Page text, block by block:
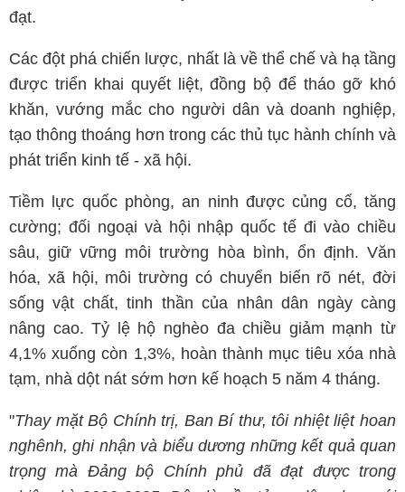
đạt.
Các đột phá chiến lược, nhất là về thể chế và hạ tầng
được triển khai quyết liệt, đồng bộ để tháo gỡ khó
khăn, vướng mắc cho người dân và doanh nghiệp,
tạo thông thoáng hơn trong các thủ tục hành chính và
phát triển kinh tế - xã hội.
Tiềm lực quốc phòng, an ninh được củng cố, tăng
cường; đối ngoại và hội nhập quốc tế đi vào chiều
sâu, giữ vững môi trường hòa bình, ổn định. Văn
hóa, xã hội, môi trường có chuyển biến rõ nét, đời
sống vật chất, tinh thần của nhân dân ngày càng
nâng cao. Tỷ lệ hộ nghèo đa chiều giảm mạnh từ
4,1% xuống còn 1,3%, hoàn thành mục tiêu xóa nhà
tạm, nhà dột nát sớm hơn kế hoạch 5 năm 4 tháng.
"Thay mặt Bộ Chính trị, Ban Bí thư, tôi nhiệt liệt hoan
nghênh, ghi nhận và biểu dương những kết quả quan
trọng mà Đảng bộ Chính phủ đã đạt được trong